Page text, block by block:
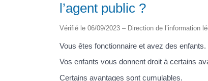
l’agent public ?
Vérifié le 06/09/2023 – Direction de l’information
Vous êtes fonctionnaire et avez des enfants.
Vos enfants vous donnent droit à certains
Certains avantages sont cumulables.